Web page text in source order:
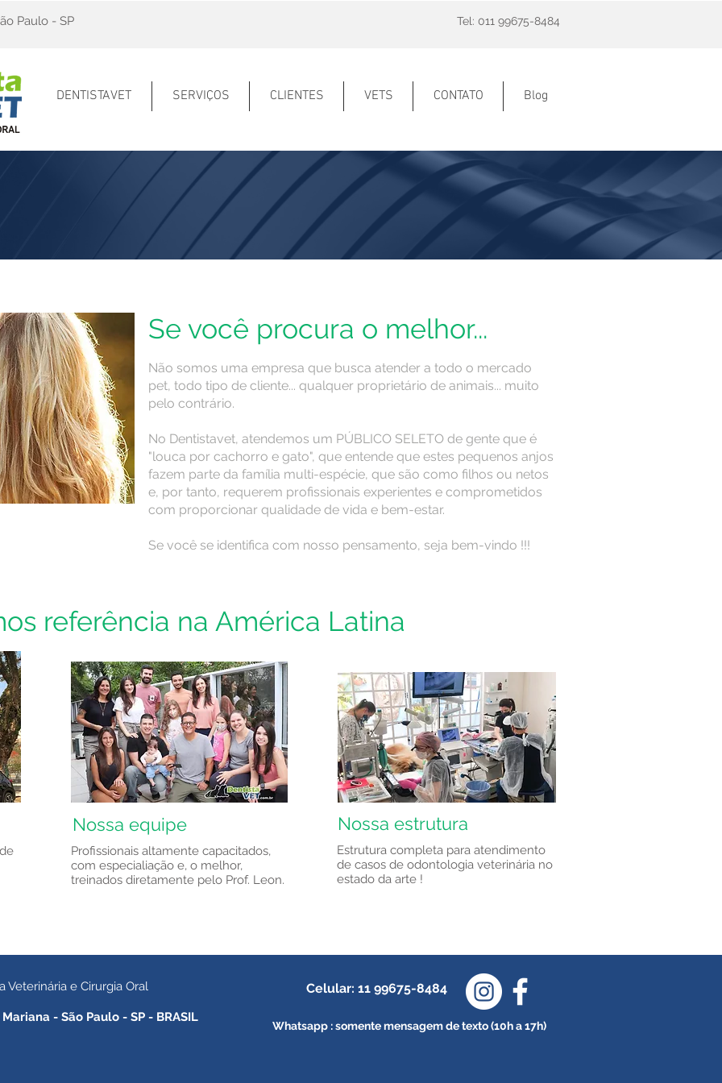
Paulo - SP Tel: 011 99675-8484
DENTISTAVET SERVIÇOS CLIENTES VETS CONTATO Blog
Se você procura o melhor...
Não somos uma empresa que busca atender a todo o mercado
pet, todo tipo de cliente... qualquer proprietário de animais... muito
pelo contrário.
No Dentistavet, atendemos um PÚBLICO SELETO de gente que é
"louca por cachorro e gato", que entende que estes pequenos anjos
fazem parte da família multi-espécie, que são como filhos ou netos
e, por tanto, requerem profissionais experientes e comprometidos
com proporcionar qualidade de vida e bem-estar.
Se você se identifica com nosso pensamento, seja bem-vindo !!!
referência na América Latina
Nossa equipe
Profissionais altamente capacitados,
com especialiação e, o melhor,
treinados diretamente pelo Prof. Leon.
Nossa estrutura
Estrutura completa para atendimento
de casos de odontologia veterinária no
estado da arte !
Veterinária e Cirurgia Oral
- São Paulo - SP - BRASIL
Celular: 11 99675-8484
Whatsapp : somente mensagem de texto (10h a 17h)